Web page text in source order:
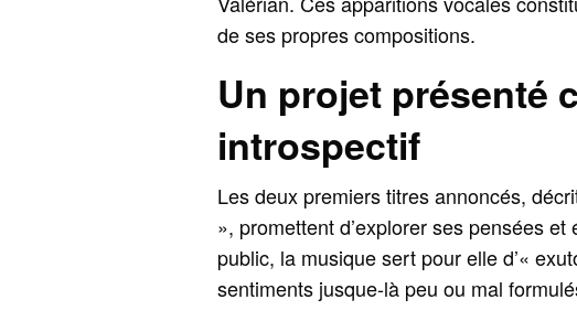
de ses propres compositions.
Un projet présenté
introspectif
Les deux premiers titres annoncés,
», promettent d’explorer ses pensées
public, la musique sert pour elle d’«
sentiments jusque-là peu ou mal